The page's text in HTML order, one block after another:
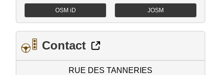
OSM iD JOSM
Contact
RUE DES TANNERIES